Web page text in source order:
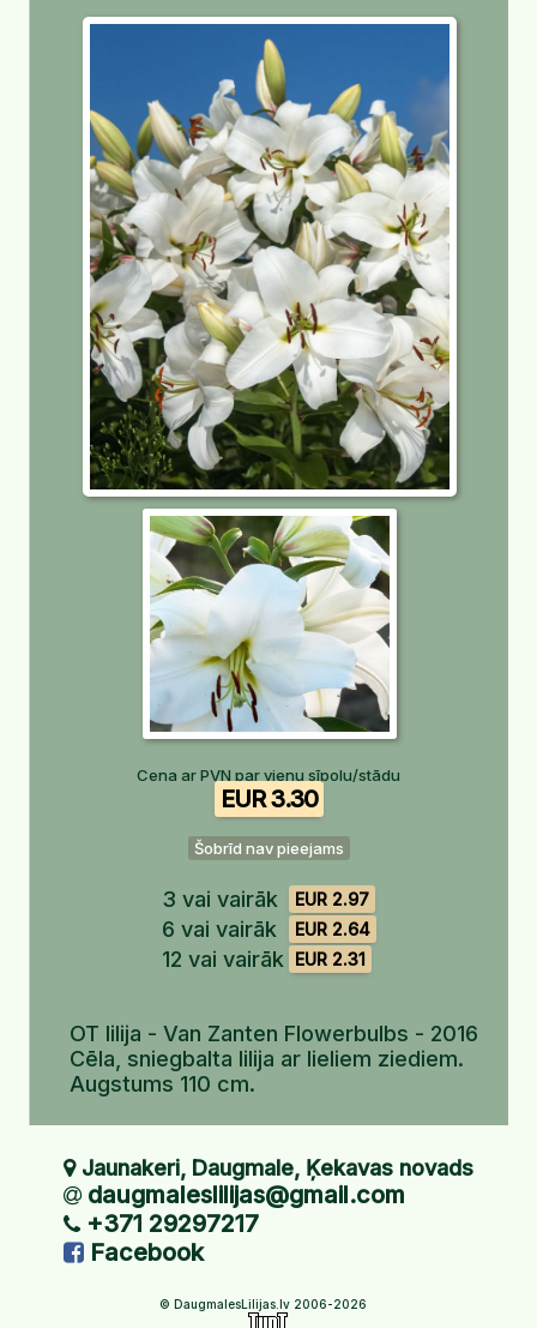
Cena ar PVN par vienu sīpolu/stādu
EUR 3.30
Šobrīd nav pieejams
3 vai vairāk EUR 2.97
6 vai vairāk EUR 2.64
12 vai vairāk EUR 2.31
OT lilija - Van Zanten Flowerbulbs - 2016
Cēla, sniegbalta lilija ar lieliem ziediem.
Augstums 110 cm.
Jaunakeri, Daugmale, Ķekavas novads
daugmaleslilijas@gmail.com
+371 29297217
Facebook
© DaugmalesLilijas.lv 2006-2026